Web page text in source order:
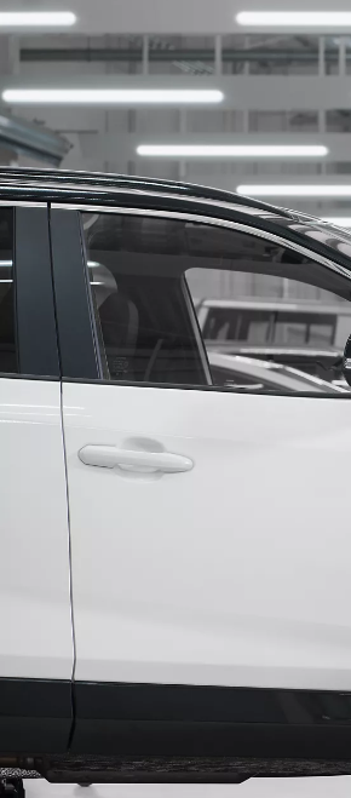
298,36 € /luna
Toyota C-HR
HYBRID & PLUG-IN HYBRID
De la
264,30 € /luna
bZ4X Touring
ELECTRIC